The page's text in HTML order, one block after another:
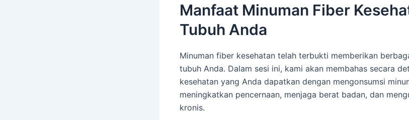
Manfaat Minuman Fiber
Tubuh Anda
Minuman fiber kesehatan telah terbukti memberikan
tubuh Anda. Dalam sesi ini, kami akan membahas secara
kesehatan yang Anda dapatkan dengan mengonsumsi
meningkatkan pencernaan, menjaga berat badan, dan
kronis.